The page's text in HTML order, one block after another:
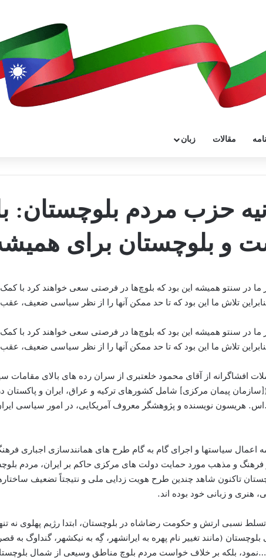
مقالات زبان
حزب مردم بلوچستان:
و بلوچستان برای
ما در سنتو همیشه این بود که بلوچ‌ها در فرصتی سعی خواهند کرد با
تلاش ما این بود که تا حد ممکن آنها را از نظر سیاسی ضعیف،
ما در سنتو همیشه این بود که بلوچ‌ها در فرصتی سعی خواهند کرد با
تلاش ما این بود که تا حد ممکن آنها را از نظر سیاسی ضعیف،
افشاگرانه از آقای محمود خلعتبری از سران رده های بالای
پيمان مرکزی] شامل کشورهای ترکيه و عراق، ايران و پاکستان
هریسون نويسنده و پژوهشگر معروف آمريکايی، در امور سياسی
اعمال سياستها و اجرای گام به گام طرح های همانندسازی اجباری
فرهنگ و مذهب مورد حمايت دولت های مرکزی حاکم بر ايران، مردم
تاکنون شاهد چندين طرح هويت زدايی ملی و نتيجتاً تضعيف
هنری و زبانی خود بوده اند.
تسلط نسبی ارتش و حکومت رضاشاه در بلوچستان، ابتدا رژيم پهلوی نه
بلوچستان (مانند تغيير نام پهره به ايرانشهر، گِه به نيکشهر، گنداوگ به
بلکه بر خلاف خواست مردم بلوچ مناطق وسيعی از شمال